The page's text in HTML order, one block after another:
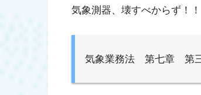
気象測器、壊すべからず！！
気象業務法 第七章 第